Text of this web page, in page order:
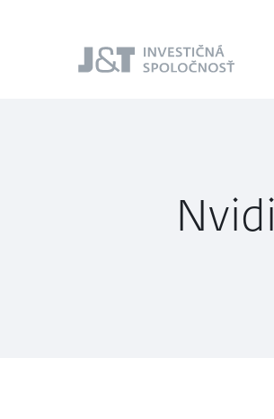
J&T Investičná
spoločnosť